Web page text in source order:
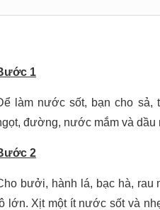
1
làm nước sốt, bạn cho
đường, nước mắm và dầu
2
bưởi, hành lá, bạc hà, rau
lớn. Xịt một ít nước sốt và